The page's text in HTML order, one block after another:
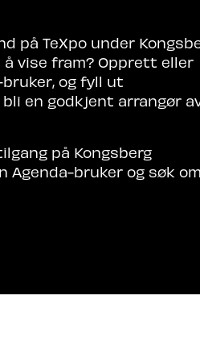
på TeXpo under
å vise fram? Opprett eller
og fyll ut
en godkjent arrangør
på Kongsberg
Agenda-bruker og søk om